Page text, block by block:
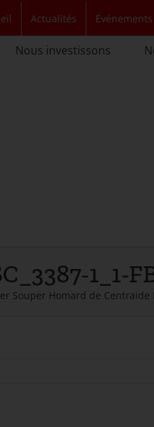
Actualités Événements
Nous investissons
1_1-
Souper Homard de Centraide